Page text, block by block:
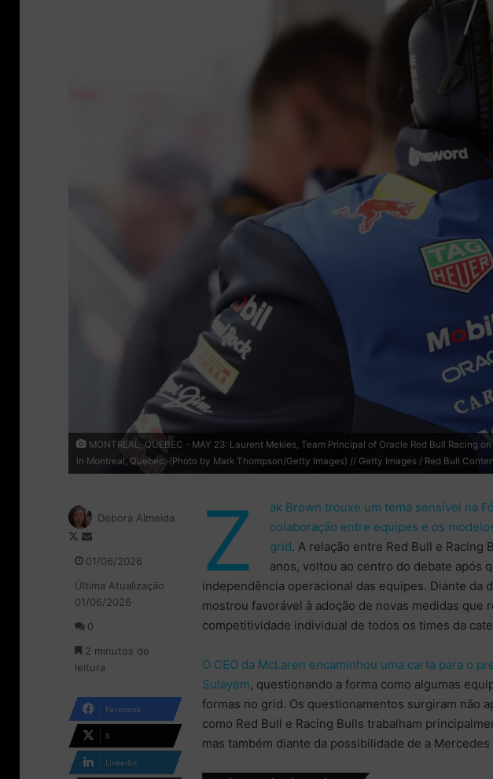
MONTREAL, QUEBEC - MAY 23: Laurent Mekies, Team Principal of Oracle Red Bull
in Montreal, Quebec. (Photo by Mark Thompson/Getty Images) // Getty Images / Red Bull
Z
ak Brown trouxe um tema sensível na
colaboração entre equipes e os
grid. A relação entre Red Bull e Racing
anos, voltou ao centro do debate após
independência operacional das equipes. Diante da
mostrou favorável à adoção de novas medidas que
competitividade individual de todos os times da
O CEO da McLaren encaminhou uma carta para o
Sulayem, questionando a forma como algumas
formas no grid. Os questionamentos surgiram não
como Red Bull e Racing Bulls trabalham
mas também diante da possibilidade de a
Debora Almeida
F
l
o
n
X
n
d
e
e
-
i
l
01/06/2026
Última Atualização
01/06/2026
0
2 minutos de
leitura
Facebook
X
Linkedin